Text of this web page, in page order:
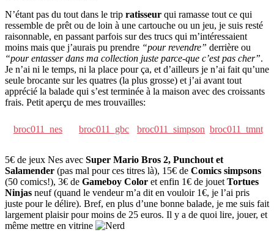
N’étant pas du tout dans le trip ratisseur qui ramasse tout ce qui
ressemble de prêt ou de loin à une cartouche ou un jeu, je suis resté
raisonnable, en passant parfois sur des trucs qui m’intéressaient
moins mais que j’aurais pu prendre “pour revendre” derrière ou
“pour entasser dans ma collection juste parce-que c’est pas cher”.
Je n’ai ni le temps, ni la place pour ça, et d’ailleurs je n’ai fait qu’une
seule brocante sur les quatres (la plus grosse) et j’ai avant tout
apprécié la balade qui s’est terminée à la maison avec des croissants
frais. Petit aperçu de mes trouvailles:
broc011_nes broc011_gbc broc011_simpson broc011_tmnt
5€ de jeux Nes avec Super Mario Bros 2, Punchout et
Salamender (pas mal pour ces titres là), 15€ de Comics simpsons
(50 comics!), 3€ de Gameboy Color et enfin 1€ de jouetTortues
Ninjas neuf (quand le vendeur m’a dit en vouloir 1€, je l’ai pris
juste pour le délire). Bref, en plus d’une bonne balade, je me suis fait
largement plaisir pour moins de 25 euros. Il y a de quoi lire, jouer, et
même mettre en vitrine